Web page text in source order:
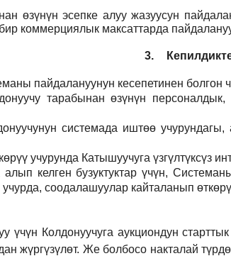
өзүнүн эсепке алуу жазуусун
коммерциялык максаттарда
3.
пайдалануунун кесепетинен болгон
тарабынан өзүнүн
системада иштөө
учурунда Катышуучуга үзгүлтүксүз
алып келген бузуктуктар үчүн,
учурда, соодалашуулар кайталанып
үчүн Колдонуучуга аукциондун
жүргүзүлөт. Же болбосо накталай